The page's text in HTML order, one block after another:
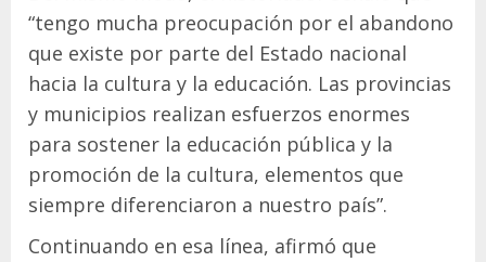
“tengo mucha preocupación por el abandono
que existe por parte del Estado nacional
hacia la cultura y la educación. Las provincias
y municipios realizan esfuerzos enormes
para sostener la educación pública y la
promoción de la cultura, elementos que
siempre diferenciaron a nuestro país”.
Continuando en esa línea, afirmó que